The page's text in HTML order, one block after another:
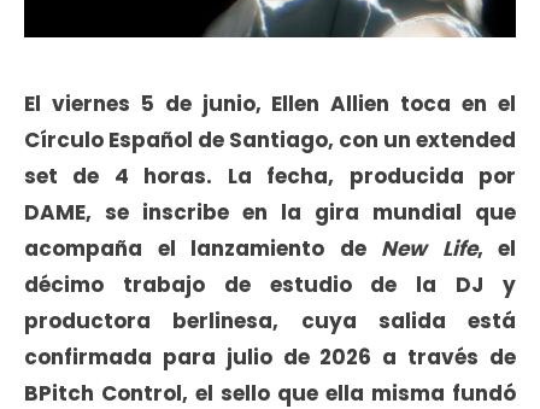
El viernes 5 de junio, Ellen Allien toca en el
Círculo Español de Santiago, con un extended
set de 4 horas. La fecha, producida por
DAME, se inscribe en la gira mundial que
acompaña el lanzamiento de New Life, el
décimo trabajo de estudio de la DJ y
productora berlinesa, cuya salida está
confirmada para julio de 2026 a través de
BPitch Control, el sello que ella misma fundó